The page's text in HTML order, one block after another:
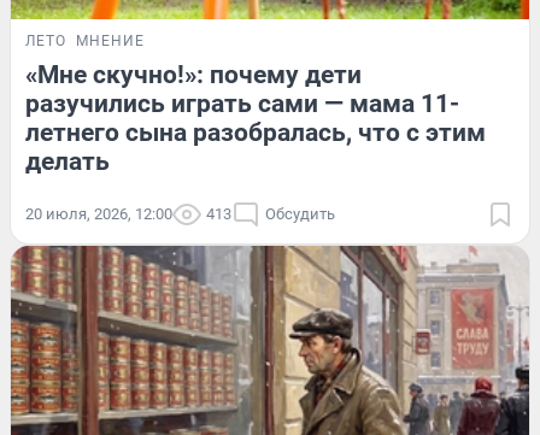
ЛЕТО МНЕНИЕ
«Мне скучно!»: почему дети
разучились играть сами — мама 11-
летнего сына разобралась, что с этим
делать
20 июля, 2026, 12:00 413 Обсудить